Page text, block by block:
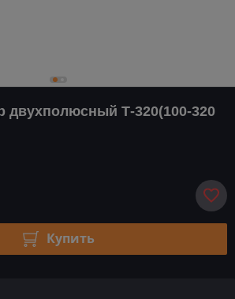
двухполюсный Т-320(100-320
Купить